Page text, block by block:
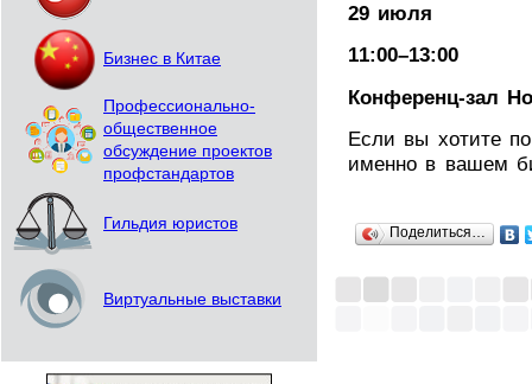
Бизнес в Китае
Профессионально-
общественное
обсуждение проектов
профстандартов
Гильдия юристов
Виртуальные выставки
29 июля
11:00–13:00
Конференц-зал
Если вы хотите
именно в вашем
Поделиться…